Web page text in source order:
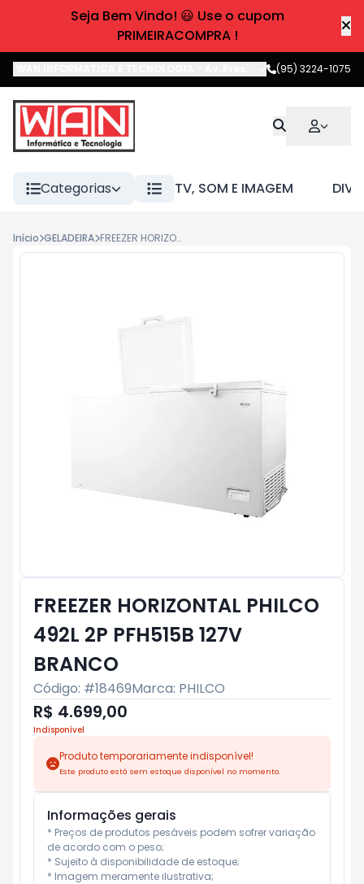
Seja Bem Vindo! 😃 Use o cupom
PRIMEIRACOMPRA !
Av. Pres. Castelo Branco,Boa
(95) 3224-1075
Categorias TV, SOM E IMAGEM
Início GELADEIRA FREEZER HORIZONTAL PHILCO 492L 2P PFH515B 127V BRANCO
FREEZER HORIZONTAL PHILCO
492L 2P PFH515B 127V
BRANCO
Código: #18469Marca: PHILCO
R$ 4.699,00
Indisponível
Produto temporariamente indisponível!
Este produto está sem estoque disponível no momento.
Informações gerais
* Preços de produtos pesáveis podem sofrer variação
de acordo com o peso;
* Sujeito à disponibilidade de estoque;
* Imagem meramente ilustrativa;